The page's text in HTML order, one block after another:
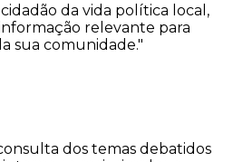
da vida política local,
relevante para
sua comunidade."
dos temas debatidos